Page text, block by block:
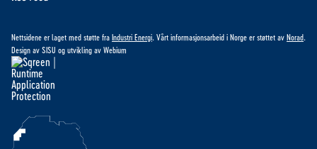
Nettsidene er laget med støtte fra Industri Energi. Vårt informasjonsarbeid i Norge er støttet av Norad.
Design av SISU og utvikling av Webium